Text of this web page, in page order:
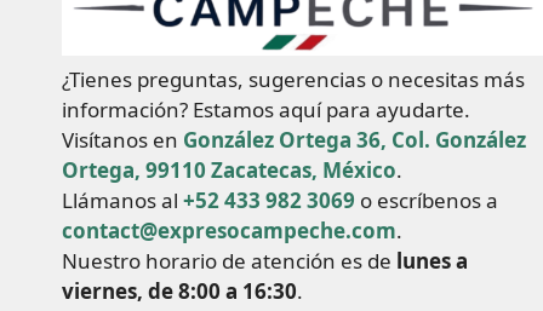
¿Tienes preguntas, sugerencias o necesitas más
información? Estamos aquí para ayudarte.
Visítanos en González Ortega 36, Col. González
Ortega, 99110 Zacatecas, México.
Llámanos al +52 433 982 3069 o escríbenos a
contact@expresocampeche.com.
Nuestro horario de atención es de lunes a
viernes, de 8:00 a 16:30.